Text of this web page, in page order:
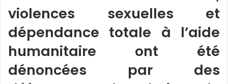
violences sexuelles et
dépendance totale à l’aide
humanitaire ont été
dénoncées par des